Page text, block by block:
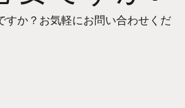
すか？お気軽にお問い合わせくだ